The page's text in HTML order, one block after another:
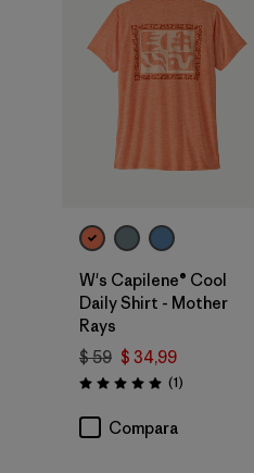
W's Capilene® Cool
Daily Shirt - Mother
Rays
$ 59 $ 34,99
Valoración: 5.0 / 5
(1Comentarios
)
Compara